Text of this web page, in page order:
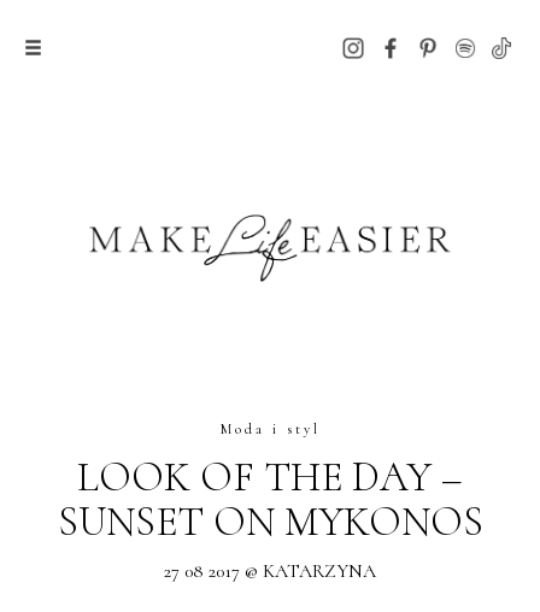
Moda i styl
LOOK OF THE DAY –
SUNSET ON MYKONOS
27 08 2017 @ KATARZYNA